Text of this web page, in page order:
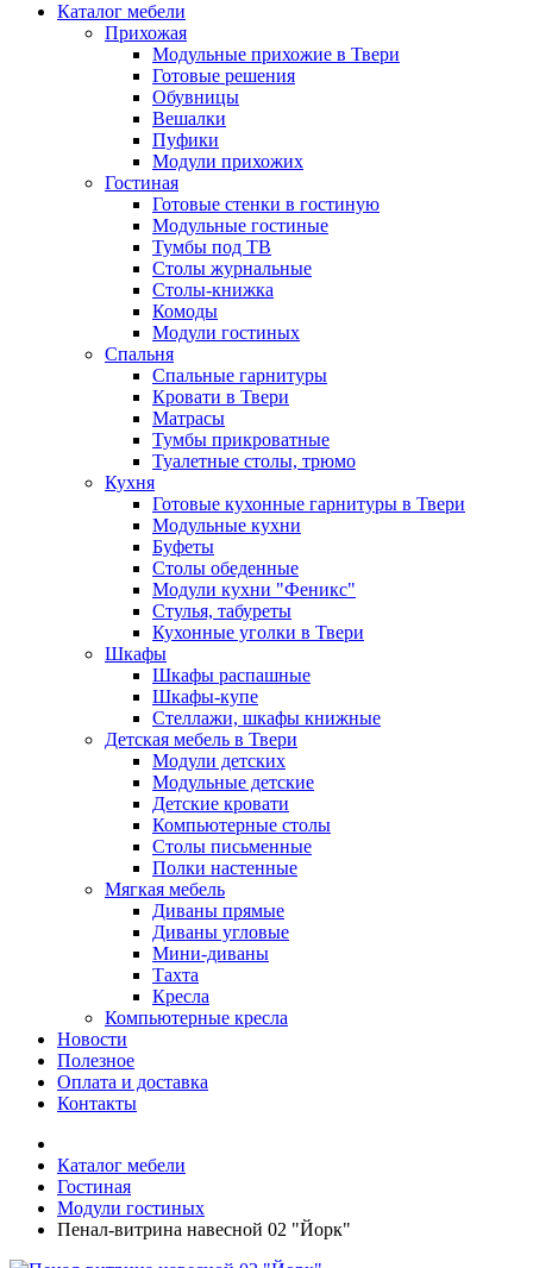
Каталог мебели
Прихожая
Модульные прихожие в Твери
Готовые решения
Обувницы
Вешалки
Пуфики
Модули прихожих
Гостиная
Готовые стенки в гостиную
Модульные гостиные
Тумбы под ТВ
Столы журнальные
Столы-книжка
Комоды
Модули гостиных
Спальня
Спальные гарнитуры
Кровати в Твери
Матрасы
Тумбы прикроватные
Туалетные столы, трюмо
Кухня
Готовые кухонные гарнитуры в Твери
Модульные кухни
Буфеты
Столы обеденные
Модули кухни "Феникс"
Стулья, табуреты
Кухонные уголки в Твери
Шкафы
Шкафы распашные
Шкафы-купе
Стеллажи, шкафы книжные
Детская мебель в Твери
Модули детских
Модульные детские
Детские кровати
Компьютерные столы
Столы письменные
Полки настенные
Мягкая мебель
Диваны прямые
Диваны угловые
Мини-диваны
Тахта
Кресла
Компьютерные кресла
Новости
Полезное
Оплата и доставка
Контакты
Каталог мебели
Гостиная
Модули гостиных
Пенал-витрина навесной 02 "Йорк"